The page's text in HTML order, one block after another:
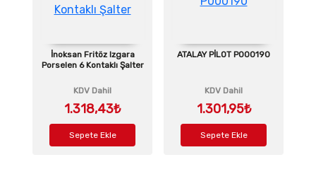
İnoksan Fritöz Izgara
Porselen 6 Kontaklı Şalter
KDV Dahil
1.318,43₺
Sepete Ekle
ATALAY PİLOT P000190
KDV Dahil
1.301,95₺
Sepete Ekle